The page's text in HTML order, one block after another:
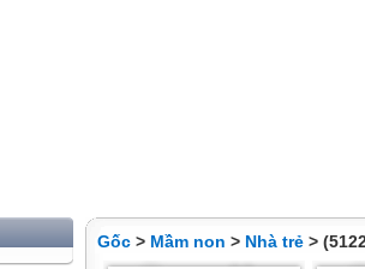
Gốc > Mầm non > Nhà trẻ >